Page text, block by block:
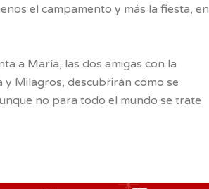
el campamento y más la fiesta, en
a María, las dos amigas con la
y Milagros, descubrirán cómo se
no para todo el mundo se trate